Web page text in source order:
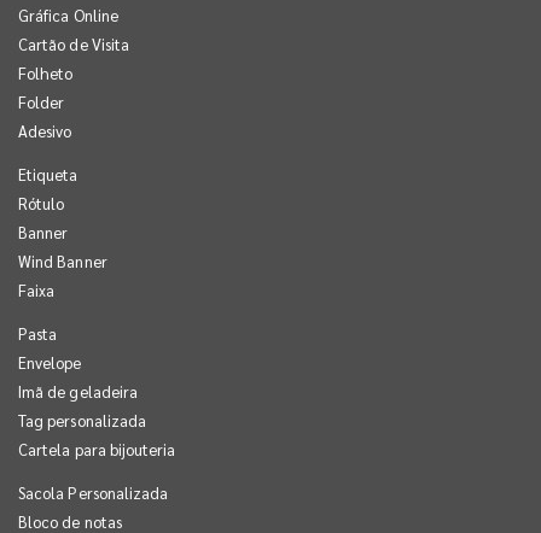
Gráfica Online
Cartão de Visita
Folheto
Folder
Adesivo
Etiqueta
Rótulo
Banner
Wind Banner
Faixa
Pasta
Envelope
Imã de geladeira
Tag personalizada
Cartela para bijouteria
Sacola Personalizada
Bloco de notas